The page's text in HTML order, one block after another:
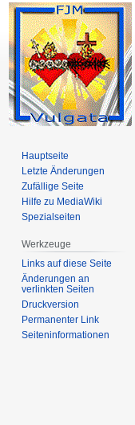
Hauptseite
Letzte Änderungen
Zufällige Seite
Hilfe zu MediaWiki
Spezialseiten
Werkzeuge
Links auf diese Seite
Änderungen an
verlinkten Seiten
Druckversion
Permanenter Link
Seiten­­informationen